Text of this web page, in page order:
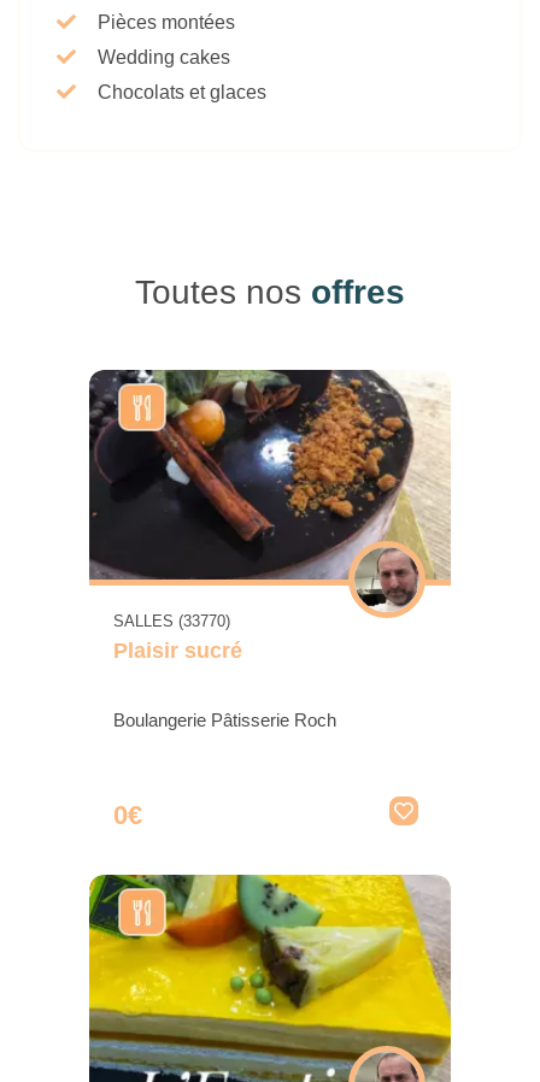
Pièces montées
Wedding cakes
Chocolats et glaces
Toutes nos offres
SALLES (33770)
Plaisir sucré
Boulangerie Pâtisserie Roch
0€